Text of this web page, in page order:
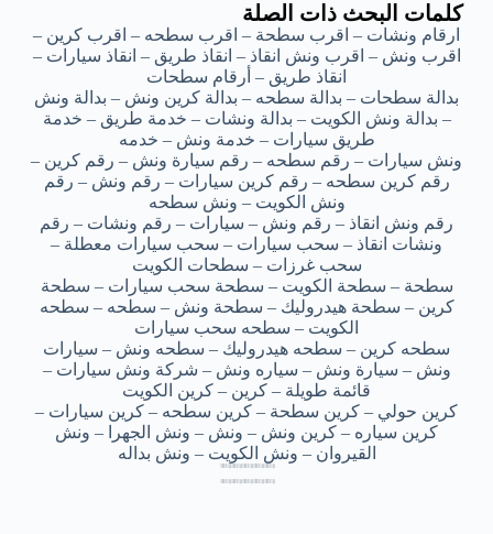
كلمات البحث ذات الصلة
ارقام ونشات – اقرب سطحة – اقرب سطحه – اقرب كرين –
اقرب ونش – اقرب ونش انقاذ – انقاذ طريق – انقاذ سيارات –
انقاذ طريق – أرقام سطحات
بدالة سطحات – بدالة سطحه – بدالة كرين ونش – بدالة ونش
– بدالة ونش الكويت – بدالة ونشات – خدمة طريق – خدمة
طريق سيارات – خدمة ونش – خدمه
ونش سيارات – رقم سطحه – رقم سيارة ونش – رقم كرين –
رقم كرين سطحه – رقم كرين سيارات – رقم ونش – رقم
ونش الكويت – ونش سطحه
رقم ونش انقاذ – رقم ونش – سيارات – رقم ونشات – رقم
ونشات انقاذ – سحب سيارات – سحب سيارات معطلة –
سحب غرزات – سطحات الكويت
سطحة – سطحة الكويت – سطحة سحب سيارات – سطحة
كرين – سطحة هيدروليك – سطحة ونش – سطحه – سطحه
الكويت – سطحه سحب سيارات
سطحه كرين – سطحه هيدروليك – سطحه ونش – سيارات
ونش – سيارة ونش – سياره ونش – شركة ونش سيارات –
قائمة طويلة – كرين – كرين الكويت
كرين حولي – كرين سطحة – كرين سطحه – كرين سيارات –
كرين سياره – كرين ونش – ونش – ونش الجهرا – ونش
القيروان – ونش الكويت – ونش بداله